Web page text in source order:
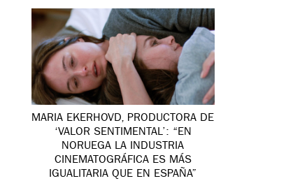
MARIA EKERHOVD, PRODUCTORA DE
‘VALOR SENTIMENTAL’: “EN
NORUEGA LA INDUSTRIA
CINEMATOGRÁFICA ES MÁS
IGUALITARIA QUE EN ESPAÑA”